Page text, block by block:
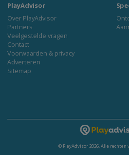
PlayAdvisor
Over PlayAdvisor
Partners
Veelgestelde vragen
Contact
Voorwaarden & privacy
Adverteren
Sitemap
© PlayAdvisor 2026. Alle rechten